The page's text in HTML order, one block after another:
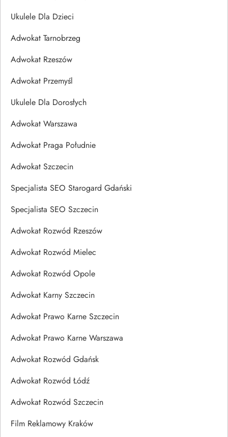
Ukulele Dla Dzieci
Adwokat Tarnobrzeg
Adwokat Rzeszów
Adwokat Przemyśl
Ukulele Dla Dorosłych
Adwokat Warszawa
Adwokat Praga Południe
Adwokat Szczecin
Specjalista SEO Starogard Gdański
Specjalista SEO Szczecin
Adwokat Rozwód Rzeszów
Adwokat Rozwód Mielec
Adwokat Rozwód Opole
Adwokat Karny Szczecin
Adwokat Prawo Karne Szczecin
Adwokat Prawo Karne Warszawa
Adwokat Rozwód Gdańsk
Adwokat Rozwód Łódź
Adwokat Rozwód Szczecin
Film Reklamowy Kraków